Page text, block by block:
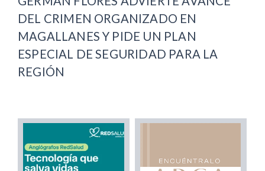
DEL CRIMEN ORGANIZADO EN
MAGALLANES Y PIDE UN PLAN
ESPECIAL DE SEGURIDAD PARA LA
REGIÓN